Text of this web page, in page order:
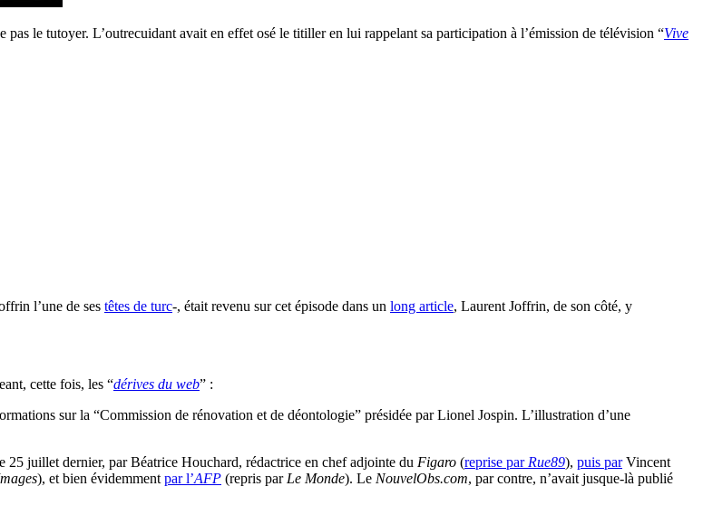
le tutoyer. L’outrecuidant avait en effet osé le titiller en lui rappelant sa participation à l’émission de télévision “Vive
l’une de ses têtes de turc-, était revenu sur cet épisode dans un long article, Laurent Joffrin, de son côté, y
cette fois, les “dérives du web” :
sur la “Commission de rénovation et de déontologie” présidée par Lionel Jospin. L’illustration d’une
25 juillet dernier, par Béatrice Houchard, rédactrice en chef adjointe du Figaro (reprise par Rue89), puis parVincent
), et bien évidemment par l’AFP (repris par Le Monde). Le NouvelObs.com, par contre, n’avait jusque-là publié